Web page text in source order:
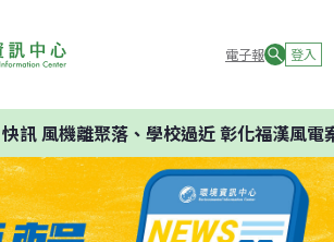
電子報 登入
快訊風機離聚落、學校過近 彰化福漢風電